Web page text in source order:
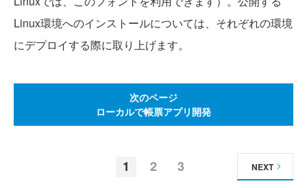
Linux環境へのインストールについては、それぞれの環境
にデプロイする際に取り上げます。
次のページ
ローカルで帳票アプリ開発
1 2 3 NEXT